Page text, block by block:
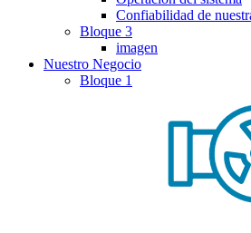
Confiabilidad de
Bloque 3
imagen
Nuestro Negocio
Bloque 1